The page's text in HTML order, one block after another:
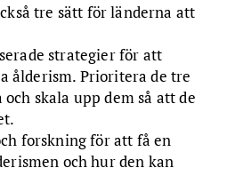
tre sätt för länderna att
strategier för att
ålderism. Prioritera de tre
skala upp dem så att de
forskning för att få en
och hur den kan